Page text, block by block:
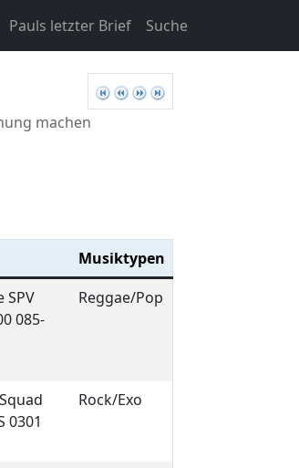
Pauls letzter Brief Suche
machen
Musiktypen
SPV
085-
Reggae/Pop
0301
Rock/Exo